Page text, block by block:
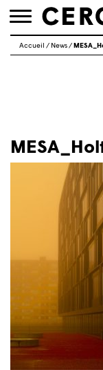
Toggle
Accueil / News/